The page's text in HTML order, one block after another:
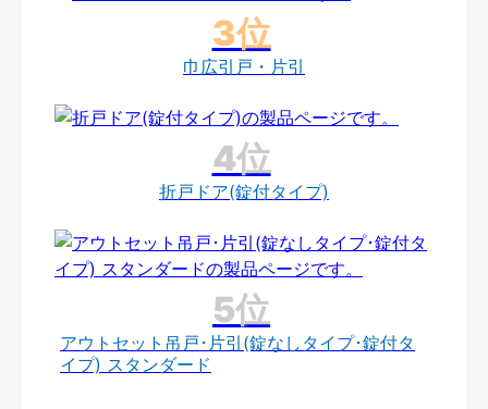
巾広引戸・片引
折戸ドア(錠付タイプ)
アウトセット吊戸･片引(錠なしタイプ･錠付タ
イプ) スタンダード